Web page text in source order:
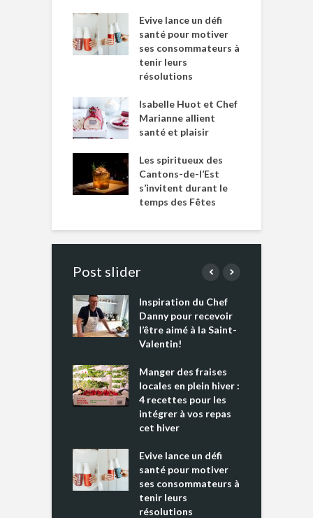
Evive lance un défi
santé pour motiver
ses consommateurs à
tenir leurs
résolutions
Isabelle Huot et Chef
Marianne allient
santé et plaisir
Les spiritueux des
Cantons-de-l’Est
s’invitent durant le
temps des Fêtes
Post slider
Inspiration du Chef
Danny pour recevoir
l’être aimé à la Saint-
Valentin!
Manger des fraises
locales en plein hiver :
4 recettes pour les
intégrer à vos repas
cet hiver
Evive lance un défi
santé pour motiver
ses consommateurs à
tenir leurs
résolutions